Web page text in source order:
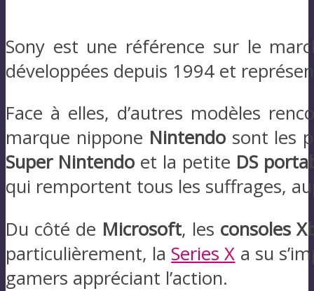
Sony est une référence sur le
développées depuis 1994 et
Face à elles, d’autres modèles
marque nippone Nintendosont les
Super Nintendo et la petite DS
qui remportent tous les suffrages,
Du côté de Microsoft, les consoles
particulièrement, la Series X a su
gamers appréciant l’action.